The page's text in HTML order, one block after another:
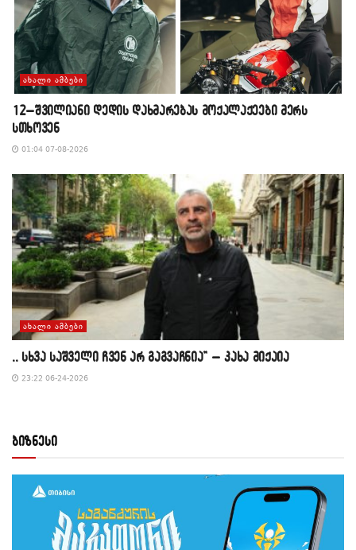
ᲐᲮᲐᲚᲘ ᲐᲛᲑᲔᲑᲘ
12–შვილიანი დედის დახმარებას მოქალაქეები მერს
სთხოვენ
01:04 07-08-2026
ᲐᲮᲐᲚᲘ ᲐᲛᲑᲔᲑᲘ
,, სხვა საშველი ჩვენ არ გაგვაჩნია” – კახა მიქაია
23:22 06-24-2026
ბიზნესი